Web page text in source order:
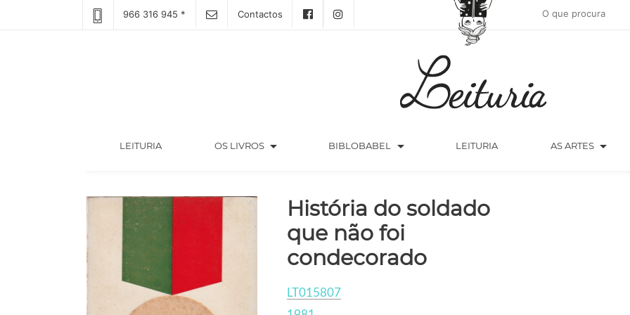
966 316 945 * Contactos
LEITURIA(CURRENT) OS LIVROS arrow_drop_down BIBLOBABEL arrow_drop_down LEITURIA AS ARTES arrow_drop_down
História do soldado
que não foi
condecorado
LT015807